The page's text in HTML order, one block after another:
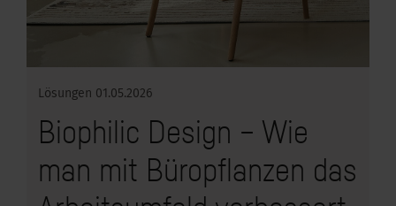
Lösungen 01.05.2026
Biophilic Design – Wie
man mit Büropflanzen das